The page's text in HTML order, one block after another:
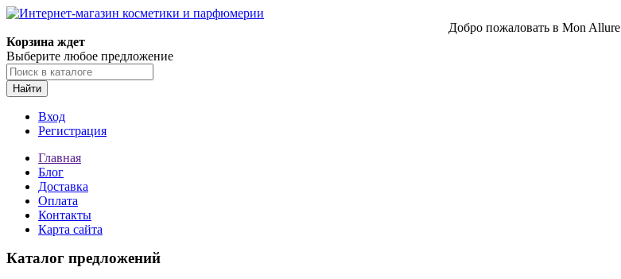
Добро пожаловать в Mon Allure
Корзина ждет
Выберите любое предложение
Найти
Вход
Регистрация
Главная
Блог
Доставка
Оплата
Контакты
Карта сайта
Каталог предложений